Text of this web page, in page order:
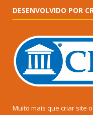
DESENVOLVIDO POR
Muito mais que criar site